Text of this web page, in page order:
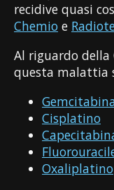
recidive quasi
Chemio e
Al riguardo
questa malattia
Cisplatino
Oxaliplatino